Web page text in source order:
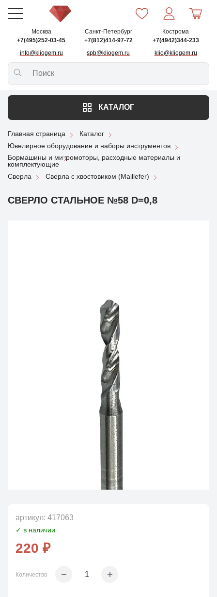
Москва
+7(495)252-03-45
info@kliogem.ru
Санкт-Петербург
+7(812)414-97-72
spb@kliogem.ru
Кострома
+7(4942)344-233
klio@kliogem.ru
КАТАЛОГ
Главная страница
Каталог
Ювелирное оборудование и наборы инструментов
Бормашины и микромоторы, расходные материалы и
комплектующие
Сверла
Сверла с хвостовиком (Maillefer)
СВЕРЛО СТАЛЬНОЕ №58 D=0,8
артикул: 417063
✓ в наличии
220 ₽
Количество